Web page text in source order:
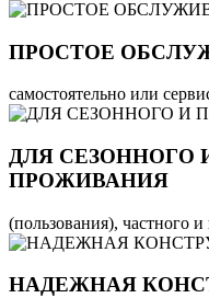
ПРОСТОЕ
самостоятельно или
ДЛЯ СЕЗОННОГО
ПРОЖИВАНИЯ
(пользования), частного
НАДЕЖНАЯ